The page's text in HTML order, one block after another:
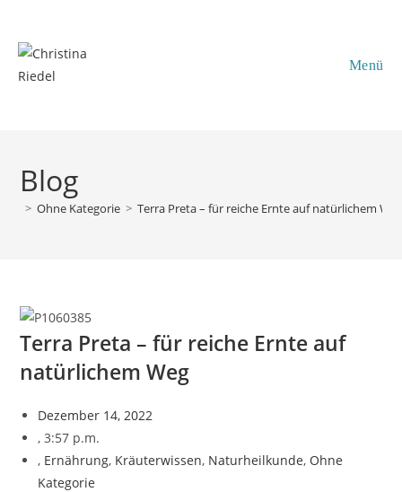
springen
Menü
Blog
> Ohne Kategorie > Terra Preta – für reiche Ernte auf natürlichem
Terra Preta – für reiche Ernte auf
natürlichem Weg
Dezember 14, 2022
, 3:57 p.m.
, Ernährung, Kräuterwissen, Naturheilkunde, Ohne
Kategorie